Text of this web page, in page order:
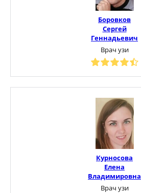
Боровков
Сергей
Геннадьевич
Врач узи
Курносова
Елена
Владимировна
Врач узи